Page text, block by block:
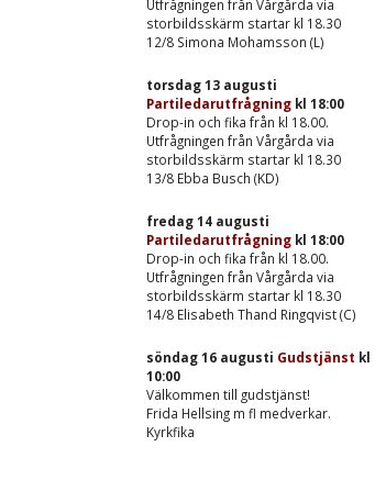
Utfrågningen från Vårgårda via
storbildsskärm startar kl 18.30
12/8 Simona Mohamsson (L)
torsdag 13 augusti
Partiledarutfrågning kl 18:00
Drop-in och fika från kl 18.00.
Utfrågningen från Vårgårda via
storbildsskärm startar kl 18.30
13/8 Ebba Busch (KD)
fredag 14 augusti
Partiledarutfrågning kl 18:00
Drop-in och fika från kl 18.00.
Utfrågningen från Vårgårda via
storbildsskärm startar kl 18.30
14/8 Elisabeth Thand Ringqvist (C)
söndag 16 augusti Gudstjänst kl
10:00
Välkommen till gudstjänst!
Frida Hellsing m fl medverkar.
Kyrkfika